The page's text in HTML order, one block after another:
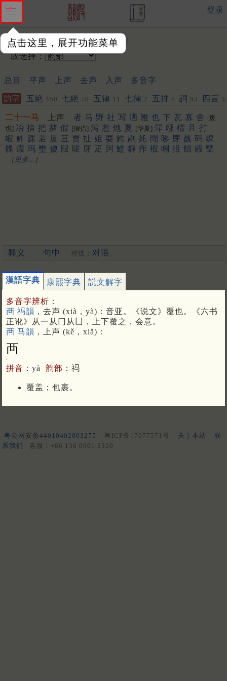
点击这里，展开功能菜单
登录
输入韵字：
或选择：
总目 平声 上声 去声 入声 多音字
韵字 五絶 450 七絶 70 五律 11 七律 2 五排 6 詞 93 四言
二十一马 上声 者 马 野 社 写 洒 雅 也 下 瓦 寡 舍 [废
也] 冶 捨 把 赭 假 [假借] 泻 惹 灺 夏 [华夏] 斝 哑 槚 且
打
嘏 鲊 踝 若 厦 苴 贾 扯 姐 耍 銙 剐 奼 閜 哆 庌 䰩 码 輠
髁 瘕 玛 壄 傻 叚 喏 厊 疋 跒 䱹 奲 痄 椵 㗿 抯 飷 婽 㙒
[更多…]
释义 句中 对仗： 对语
漢語字典 康熙字典 説文解字
多音字辨析：
襾 祃韻 ，去声 (xià，yà)：音亚。《说文》覆也。《六书
正讹》从一从冂从凵，上下覆之，会意。
襾 马韻 ，上声 (kě，xiǎ)：
襾
拼音： yà 韵部： 祃
覆盖；包裹。
粤公网安备44010402003275 粤ICP备17077571号 关于本站
联
系我们
客服：+86 136 0901 3320